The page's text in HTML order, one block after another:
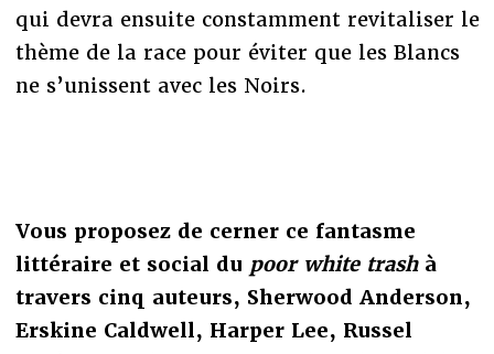
qui devra ensuite constamment revitaliser le
thème de la race pour éviter que les Blancs
ne s’unissent avec les Noirs.
Vous proposez de cerner ce fantasme
littéraire et social du poor white trashà
travers cinq auteurs, Sherwood Anderson,
Erskine Caldwell, Harper Lee, Russel